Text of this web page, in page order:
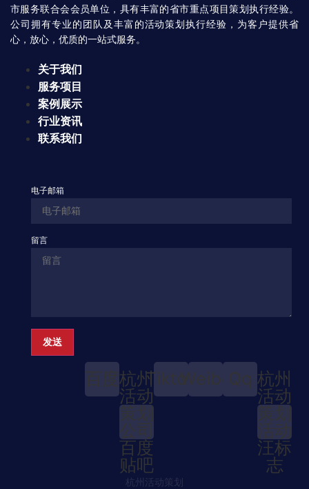
市服务联合会会员单位，具有丰富的省市重点项目策划执行经验。
公司拥有专业的团队及丰富的活动策划执行经验，为客户提供省
心，放心，优质的一站式服务。
关于我们
服务项目
案例展示
行业资讯
联系我们
电子邮箱
留言
发送
百度杭州
活动
策划
公司
百度
贴吧
TiktokWeiboQq 杭州
活动
策划
活动
汪标
志
杭州活动策划